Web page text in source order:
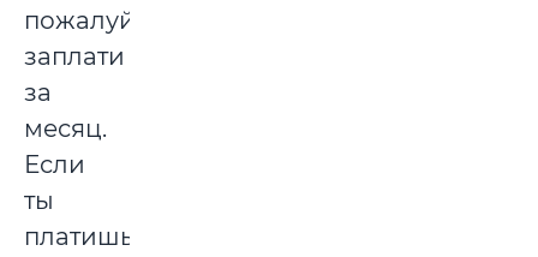
пожалуйста,
заплати
за
месяц.
Если
ты
платишь